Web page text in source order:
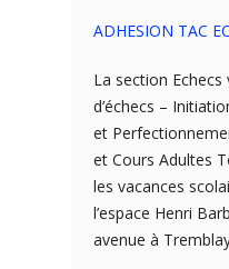
ADHESION TAC
La section
d’échecs –
et
et Cours Adultes
les vacances
l’espace Henri
avenue à